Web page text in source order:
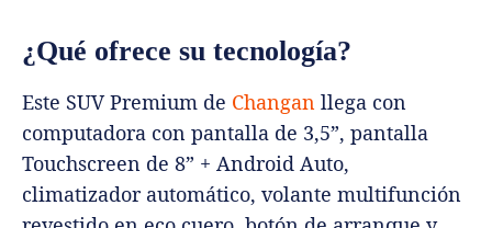
¿Qué ofrece su tecnología?
Este SUV Premium de Changan llega con
computadora con pantalla de 3,5”, pantalla
Touchscreen de 8” + Android Auto,
climatizador automático, volante multifunción